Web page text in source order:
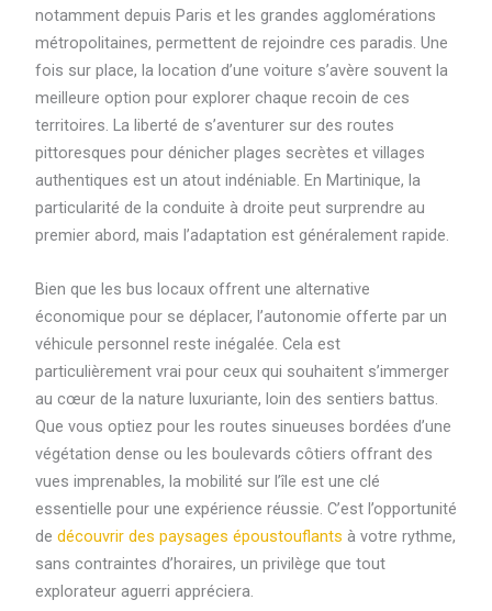
notamment depuis Paris et les grandes agglomérations
métropolitaines, permettent de rejoindre ces paradis. Une
fois sur place, la location d’une voiture s’avère souvent la
meilleure option pour explorer chaque recoin de ces
territoires. La liberté de s’aventurer sur des routes
pittoresques pour dénicher plages secrètes et villages
authentiques est un atout indéniable. En Martinique, la
particularité de la conduite à droite peut surprendre au
premier abord, mais l’adaptation est généralement rapide.
Bien que les bus locaux offrent une alternative
économique pour se déplacer, l’autonomie offerte par un
véhicule personnel reste inégalée. Cela est
particulièrement vrai pour ceux qui souhaitent s’immerger
au cœur de la nature luxuriante, loin des sentiers battus.
Que vous optiez pour les routes sinueuses bordées d’une
végétation dense ou les boulevards côtiers offrant des
vues imprenables, la mobilité sur l’île est une clé
essentielle pour une expérience réussie. C’est l’opportunité
de découvrir des paysages époustouflants à votre rythme,
sans contraintes d’horaires, un privilège que tout
explorateur aguerri appréciera.